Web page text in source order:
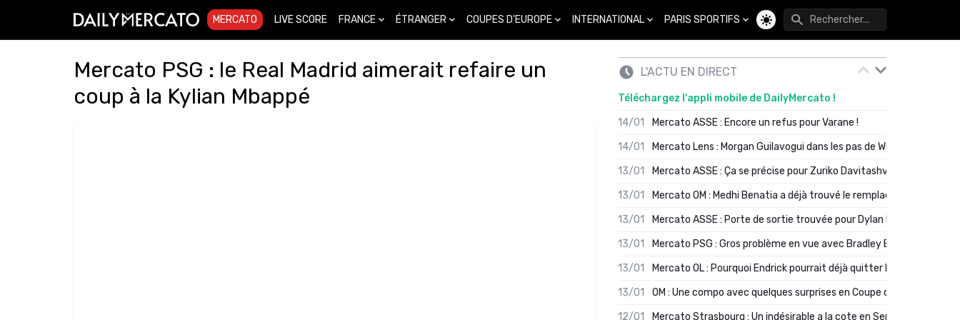
MERCATO LIVE SCORE FRANCE ÉTRANGER COUPES D'EUROPE INTERNATIONAL PARIS SPORTIFS
Changer de thème
Mercato PSG : le Real Madrid aimerait refaire un
coup à la Kylian Mbappé
L'ACTU EN DIRECT
Téléchargez l'appli mobile de DailyMercato !
14/01
Mercato ASSE : Encore un refus pour Varane !
14/01
Mercato Lens : Morgan Guilavogui dans les pas de Will Still ?
13/01
Mercato ASSE : Ça se précise pour Zuriko Davitashvili
13/01
Mercato OM : Medhi Benatia a déjà trouvé le remplaçant de Robinio
13/01
Mercato ASSE : Porte de sortie trouvée pour Dylan Batubinsika
13/01
Mercato PSG : Gros problème en vue avec Bradley Barcola ?
13/01
Mercato OL : Pourquoi Endrick pourrait déjà quitter Lyon en janvier
13/01
OM : Une compo avec quelques surprises en Coupe de France
12/01
Mercato Strasbourg : Un indésirable a la cote en Serie A